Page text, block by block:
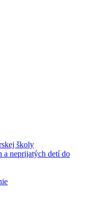
školy
a neprijatých detí do